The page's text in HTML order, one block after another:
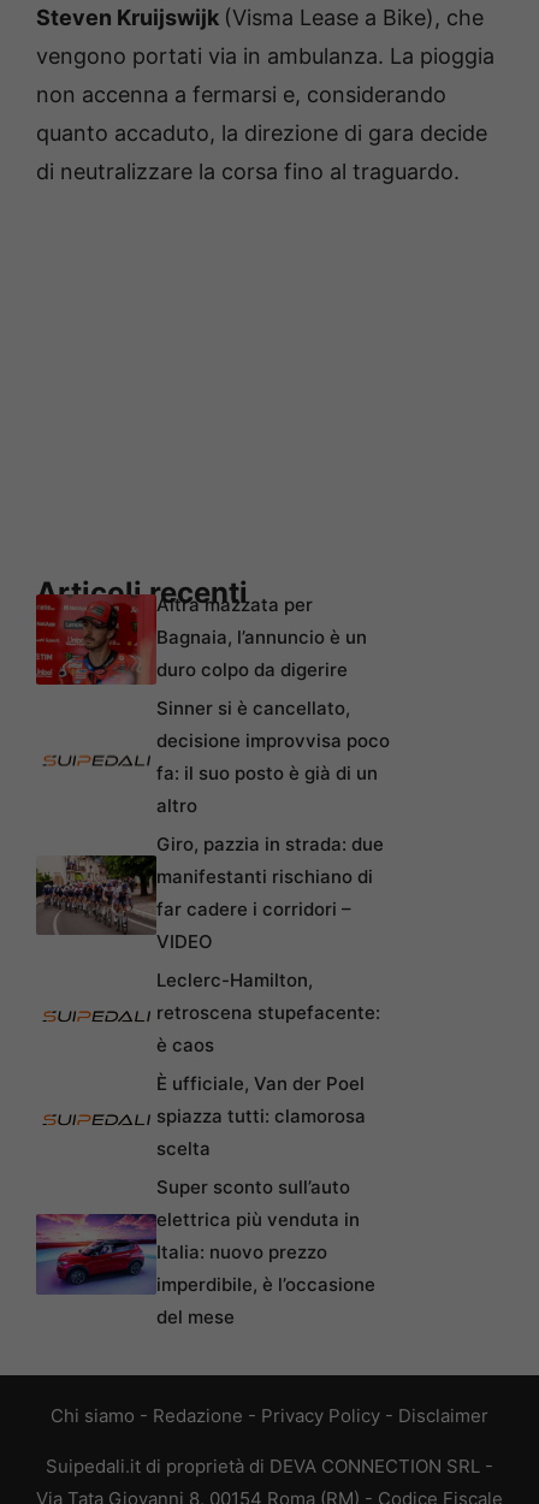
Steven Kruijswijk (Visma Lease a Bike), che
vengono portati via in ambulanza. La pioggia
non accenna a fermarsi e, considerando
quanto accaduto, la direzione di gara decide
di neutralizzare la corsa fino al traguardo.
Articoli recenti
Altra mazzata per
Bagnaia, l’annuncio è un
duro colpo da digerire
Sinner si è cancellato,
decisione improvvisa poco
fa: il suo posto è già di un
altro
Giro, pazzia in strada: due
manifestanti rischiano di
far cadere i corridori –
VIDEO
Leclerc-Hamilton,
retroscena stupefacente:
è caos
È ufficiale, Van der Poel
spiazza tutti: clamorosa
scelta
Super sconto sull’auto
elettrica più venduta in
Italia: nuovo prezzo
imperdibile, è l’occasione
del mese
Chi siamo - Redazione - Privacy Policy - Disclaimer
Suipedali.it di proprietà di DEVA CONNECTION SRL -
Via Tata Giovanni 8, 00154 Roma (RM) - Codice Fiscale